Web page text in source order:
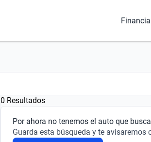
0 Resultados
Por ahora no tenemos el auto que
Guarda esta búsqueda y te avisaremos